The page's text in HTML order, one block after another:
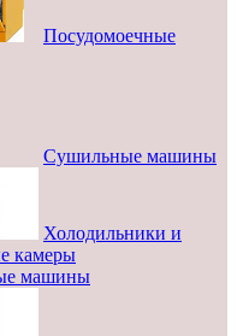
Посудомоечные
Сушильные машины
Холодильники и
камеры
машины